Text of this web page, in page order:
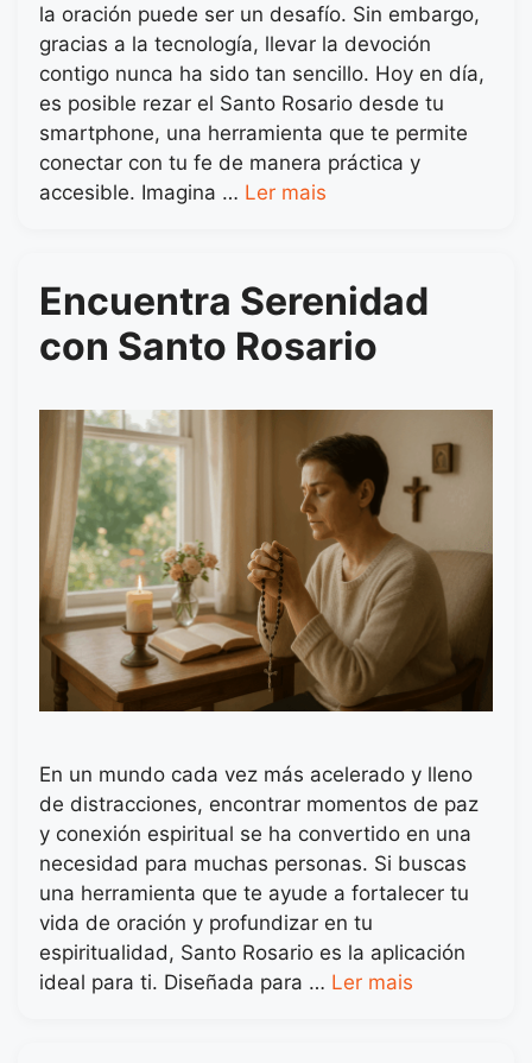
la oración puede ser un desafío. Sin embargo,
gracias a la tecnología, llevar la devoción
contigo nunca ha sido tan sencillo. Hoy en día,
es posible rezar el Santo Rosario desde tu
smartphone, una herramienta que te permite
conectar con tu fe de manera práctica y
accesible. Imagina … Ler mais
Encuentra Serenidad
con Santo Rosario
En un mundo cada vez más acelerado y lleno
de distracciones, encontrar momentos de paz
y conexión espiritual se ha convertido en una
necesidad para muchas personas. Si buscas
una herramienta que te ayude a fortalecer tu
vida de oración y profundizar en tu
espiritualidad, Santo Rosario es la aplicación
ideal para ti. Diseñada para … Ler mais